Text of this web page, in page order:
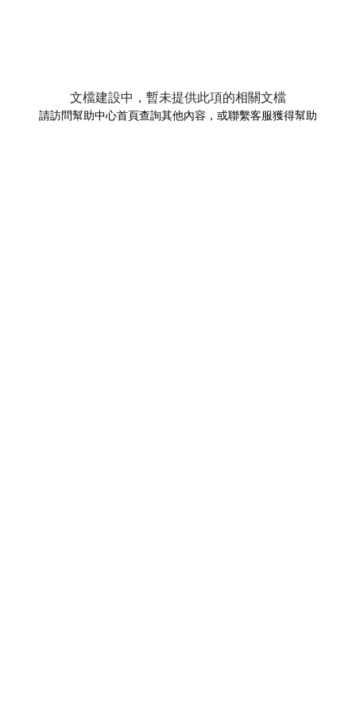
文檔建設中，暫未提供此項的相關文檔
請訪問幫助中心首頁查詢其他內容，或聯繫客服獲得幫助